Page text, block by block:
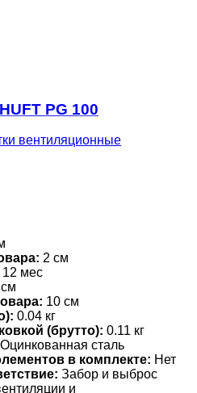
PG 100
вентиляционные
2 см
12 мес
10 см
0.04 кг
(брутто): 0.11 кг
Оцинкованная сталь
в комплекте: Нет
Забор и выброс
и